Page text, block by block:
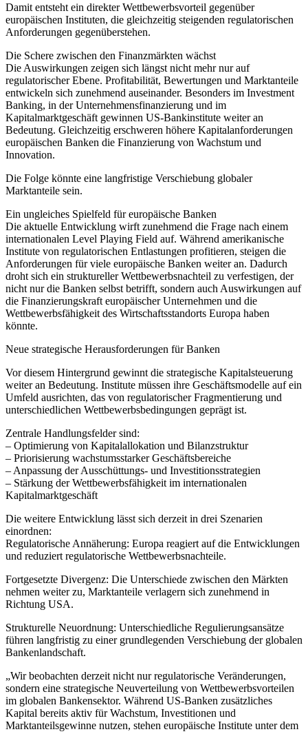
Damit entsteht ein direkter Wettbewerbsvorteil gegenüber
europäischen Instituten, die gleichzeitig steigenden regulatorischen
Anforderungen gegenüberstehen.
Die Schere zwischen den Finanzmärkten wächst
Die Auswirkungen zeigen sich längst nicht mehr nur auf
regulatorischer Ebene. Profitabilität, Bewertungen und Marktanteile
entwickeln sich zunehmend auseinander. Besonders im Investment
Banking, in der Unternehmensfinanzierung und im
Kapitalmarktgeschäft gewinnen US-Bankinstitute weiter an
Bedeutung. Gleichzeitig erschweren höhere Kapitalanforderungen
europäischen Banken die Finanzierung von Wachstum und
Innovation.
Die Folge könnte eine langfristige Verschiebung globaler
Marktanteile sein.
Ein ungleiches Spielfeld für europäische Banken
Die aktuelle Entwicklung wirft zunehmend die Frage nach einem
internationalen Level Playing Field auf. Während amerikanische
Institute von regulatorischen Entlastungen profitieren, steigen die
Anforderungen für viele europäische Banken weiter an. Dadurch
droht sich ein struktureller Wettbewerbsnachteil zu verfestigen, der
nicht nur die Banken selbst betrifft, sondern auch Auswirkungen auf
die Finanzierungskraft europäischer Unternehmen und die
Wettbewerbsfähigkeit des Wirtschaftsstandorts Europa haben
könnte.
Neue strategische Herausforderungen für Banken
Vor diesem Hintergrund gewinnt die strategische Kapitalsteuerung
weiter an Bedeutung. Institute müssen ihre Geschäftsmodelle auf ein
Umfeld ausrichten, das von regulatorischer Fragmentierung und
unterschiedlichen Wettbewerbsbedingungen geprägt ist.
Zentrale Handlungsfelder sind:
– Optimierung von Kapitalallokation und Bilanzstruktur
– Priorisierung wachstumsstarker Geschäftsbereiche
– Anpassung der Ausschüttungs- und Investitionsstrategien
– Stärkung der Wettbewerbsfähigkeit im internationalen
Kapitalmarktgeschäft
Die weitere Entwicklung lässt sich derzeit in drei Szenarien
einordnen:
Regulatorische Annäherung: Europa reagiert auf die Entwicklungen
und reduziert regulatorische Wettbewerbsnachteile.
Fortgesetzte Divergenz: Die Unterschiede zwischen den Märkten
nehmen weiter zu, Marktanteile verlagern sich zunehmend in
Richtung USA.
Strukturelle Neuordnung: Unterschiedliche Regulierungsansätze
führen langfristig zu einer grundlegenden Verschiebung der globalen
Bankenlandschaft.
„Wir beobachten derzeit nicht nur regulatorische Veränderungen,
sondern eine strategische Neuverteilung von Wettbewerbsvorteilen
im globalen Bankensektor. Während US-Banken zusätzliches
Kapital bereits aktiv für Wachstum, Investitionen und
Marktanteilsgewinne nutzen, stehen europäische Institute unter dem